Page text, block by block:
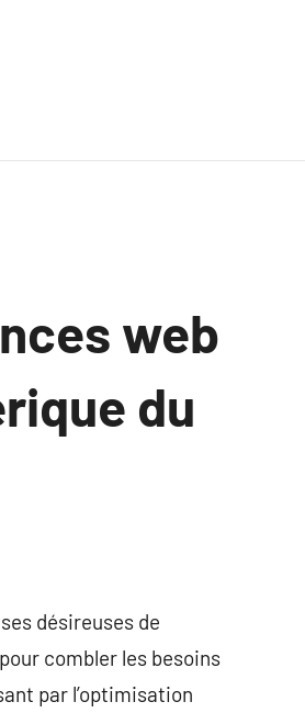
web
du
désireuses de
combler les besoins
par l’optimisation